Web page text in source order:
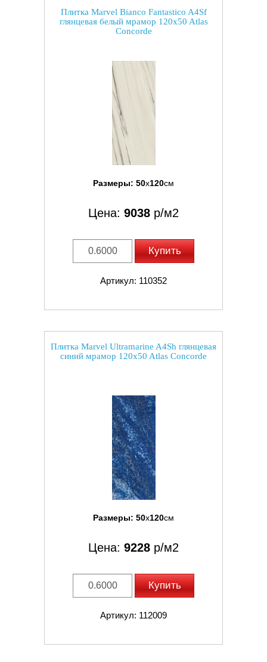
Плитка Marvel Bianco Fantastico A4Sf
глянцевая белый мрамор 120x50 Atlas
Concorde
Размеры: 50x120см
Цена: 9038 р/м2
Купить
Артикул: 110352
Плитка Marvel Ultramarine A4Sh глянцевая
синий мрамор 120x50 Atlas Concorde
Размеры: 50x120см
Цена: 9228 р/м2
Купить
Артикул: 112009